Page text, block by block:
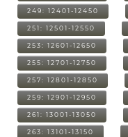
249: 12401-12450
251: 12501-12550
253: 12601-12650
255: 12701-12750
257: 12801-12850
259: 12901-12950
261: 13001-13050
263: 13101-13150